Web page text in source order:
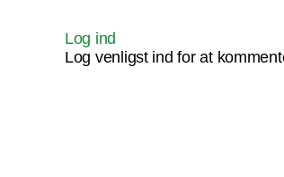
Log ind
Log venligst ind for at